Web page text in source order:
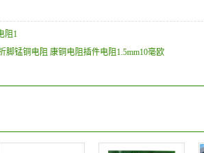
阻1
脚锰铜电阻 康铜电阻插件电阻1.5mm10毫欧